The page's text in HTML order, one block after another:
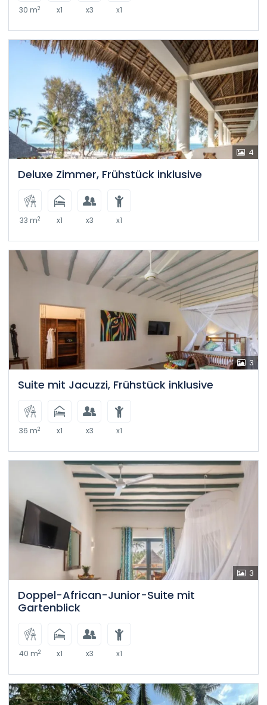
30 m2 x1 x3 x1
4
Deluxe Zimmer, Frühstück inklusive
33 m2 x1 x3 x1
3
Suite mit Jacuzzi, Frühstück inklusive
36 m2 x1 x3 x1
3
Doppel-African-Junior-Suite mit
Gartenblick
40 m2 x1 x3 x1